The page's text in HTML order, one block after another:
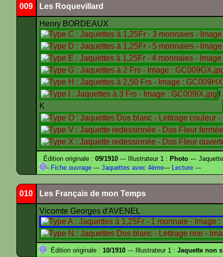
009 Les Roquevillard
Henry BORDEAUX
K
Édition originale :09/1910 --- Illustrateur 1 : Photo ---
- Fiche ouvrage --- Jaquettes avec 4ème--- Lecture ---
010 Les Français de mon Temps
Vicomte Georges d'AVENEL
Édition originale : 10/1910 --- Illustrateur 1 : Jaquette non